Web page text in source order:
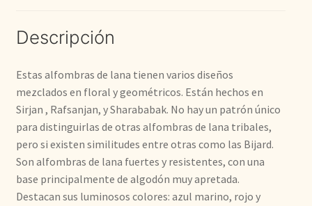
Descripción
Estas alfombras de lana tienen varios diseños
mezclados en floral y geométricos. Están hechos en
Sirjan , Rafsanjan, y Sharababak. No hay un patrón único
para distinguirlas de otras alfombras de lana tribales,
pero si existen similitudes entre otras como las Bijard.
Son alfombras de lana fuertes y resistentes, con una
base principalmente de algodón muy apretada.
Destacan sus luminosos colores: azul marino, rojo y